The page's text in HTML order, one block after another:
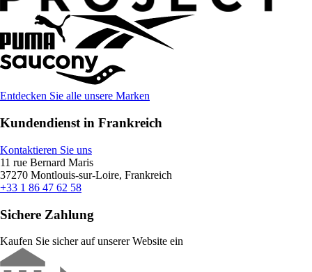
Entdecken Sie alle unsere Marken
Kundendienst in Frankreich
Kontaktieren Sie uns
11 rue Bernard Maris
37270 Montlouis-sur-Loire, Frankreich
+33 1 86 47 62 58
Sichere Zahlung
Kaufen Sie sicher auf unserer Website ein